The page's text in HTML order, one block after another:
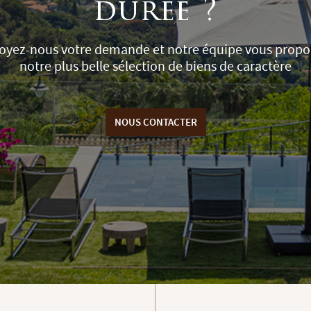
durée ?
nous votre demande et notre équipe vous
notre plus belle sélection de biens de caractère
NOUS CONTACTER